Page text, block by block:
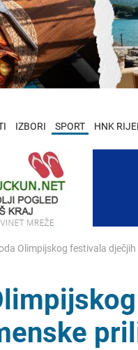
IZBORI SPORT HNK
Olimpijskog festivala